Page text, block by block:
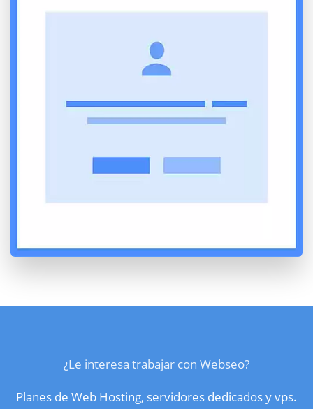
¿Le interesa trabajar con Webseo?
Planes de Web Hosting, servidores dedicados y vps.